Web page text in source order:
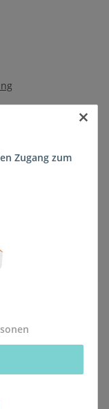
direkt an
geliefert,
×
Zugang zum